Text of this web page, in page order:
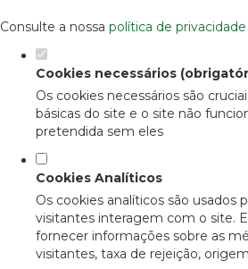
Consulte a nossa política de
Cookies necessários
Os cookies necessários são
básicas do site e o site não
pretendida sem eles
Cookies Analíticos
Os cookies analíticos são usados
visitantes interagem com o site.
fornecer informações sobre as
visitantes, taxa de rejeição,